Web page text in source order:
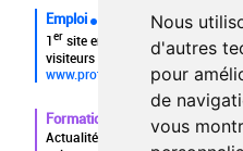
Nous
d'autres
pour
de
vous
Emploi
1er site emploi du secteur
visiteurs uniques par mois.
www.profilculture.com
Formation
Actualités, guide et annuaire des